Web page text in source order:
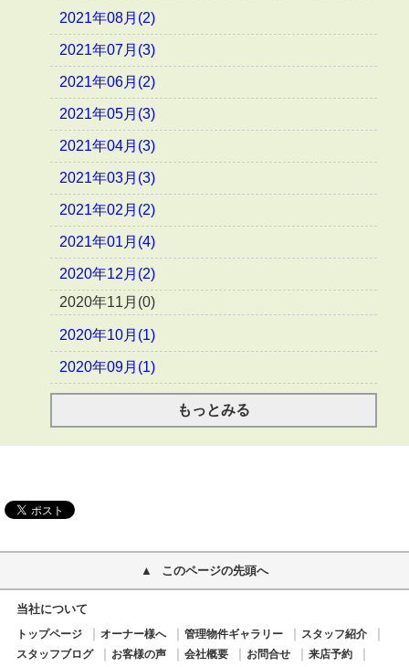
2021年08月(2)
2021年07月(3)
2021年06月(2)
2021年05月(3)
2021年04月(3)
2021年03月(3)
2021年02月(2)
2021年01月(4)
2020年12月(2)
2020年11月(0)
2020年10月(1)
2020年09月(1)
もっとみる
このページの先頭へ
当社について
トップページ オーナー様へ 管理物件ギャラリー
スタッフ紹介
スタッフブログ
お客様の声 会社概要 お問合せ 来店予約